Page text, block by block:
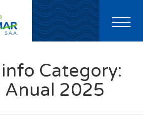
Toggle
Category:
2025